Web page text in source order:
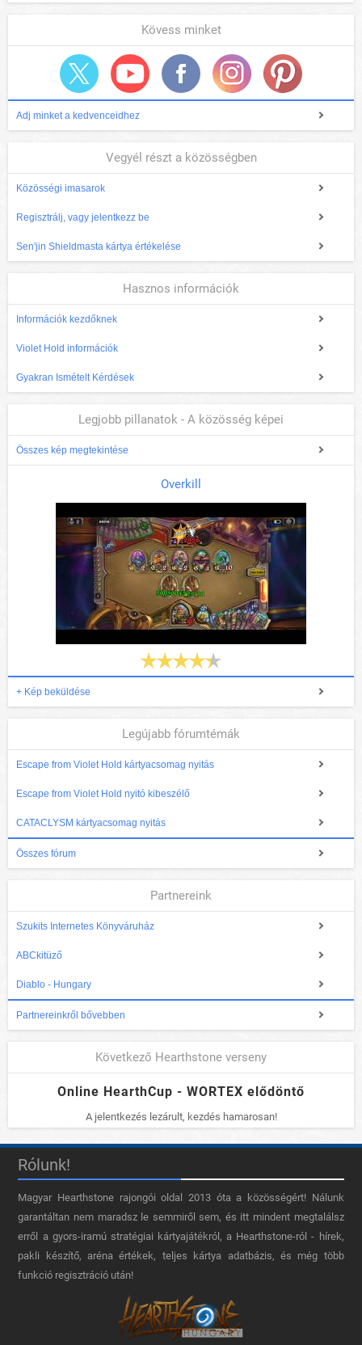
Kövess minket
Adj minket a kedvenceidhez
Vegyél részt a közösségben
Közösségi imasarok
Regisztrálj, vagy jelentkezz be
Sen'jin Shieldmasta kártya értékelése
Hasznos információk
Információk kezdőknek
Violet Hold információk
Gyakran Ismételt Kérdések
Legjobb pillanatok - A közösség képei
Összes kép megtekintése
Overkill
+ Kép beküldése
Legújabb fórumtémák
Escape from Violet Hold kártyacsomag nyitás
Escape from Violet Hold nyitó kibeszélő
CATACLYSM kártyacsomag nyitás
Összes fórum
Partnereink
Szukits Internetes Könyváruház
ABCkitüző
Diablo - Hungary
Partnereinkről bővebben
Következő Hearthstone verseny
Online HearthCup - WORTEX elődöntő
A jelentkezés lezárult, kezdés hamarosan!
Rólunk!
Magyar Hearthstone​ rajongói oldal 2013 óta a közösségért! Nálunk
garantáltan nem maradsz le semmiről sem, és itt mindent megtalálsz
erről a gyors-iramú stratégiai kártyajátékról, a Hearthstone-ról - hírek,
pakli készítő, aréna értékek, teljes kártya adatbázis, és még több
funkció regisztráció után!